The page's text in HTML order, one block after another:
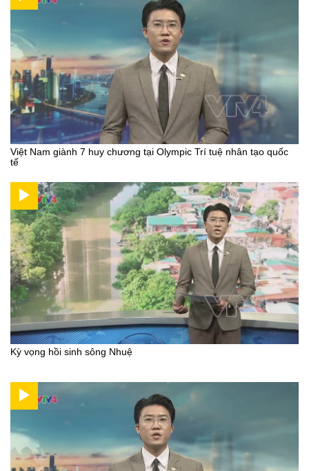
Việt Nam giành 7 huy chương tại Olympic Trí tuệ nhân tạo quốc
tế
Kỳ vọng hồi sinh sông Nhuệ